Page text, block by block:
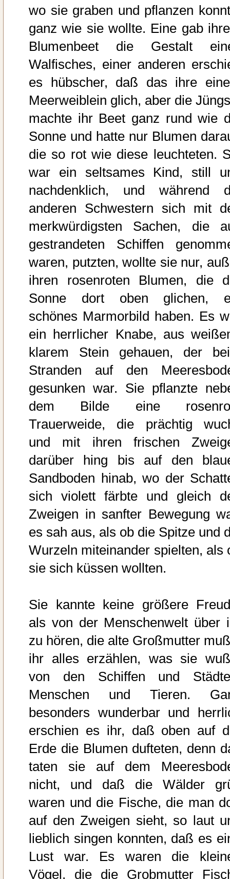
wo sie graben und pflanzen
ganz wie sie wollte. Eine gab
Blumenbeet die Gestalt
Walfisches, einer anderen
es hübscher, daß das ihre
Meerweiblein glich, aber die
machte ihr Beet ganz rund wie
Sonne und hatte nur Blumen
die so rot wie diese leuchteten.
war ein seltsames Kind, still
nachdenklich, und während
anderen Schwestern sich mit
merkwürdigsten Sachen, die
gestrandeten Schiffen
waren, putzten, wollte sie nur,
ihren rosenroten Blumen, die
Sonne dort oben glichen,
schönes Marmorbild haben. Es
ein herrlicher Knabe, aus
klarem Stein gehauen, der
Stranden auf den
gesunken war. Sie pflanzte
dem Bilde eine
Trauerweide, die prächtig
und mit ihren frischen
darüber hing bis auf den
Sandboden hinab, wo der
sich violett färbte und gleich
Zweigen in sanfter Bewegung
es sah aus, als ob die Spitze und
Wurzeln miteinander spielten, als
sie sich küssen wollten.
Sie kannte keine größere
als von der Menschenwelt über
zu hören, die alte Großmutter
ihr alles erzählen, was sie
von den Schiffen und
Menschen und Tieren.
besonders wunderbar und
erschien es ihr, daß oben auf
Erde die Blumen dufteten, denn
taten sie auf dem
nicht, und daß die Wälder
waren und die Fische, die man
auf den Zweigen sieht, so laut
lieblich singen konnten, daß es
Lust war. Es waren die
Vögel, die die Grobmutter